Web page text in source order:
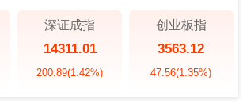
深证成指
14311.01
200.89(1.42%)
创业板指
3563.12
47.56(1.35%)